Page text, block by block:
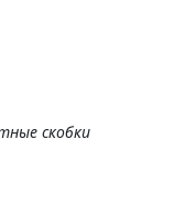
скобки